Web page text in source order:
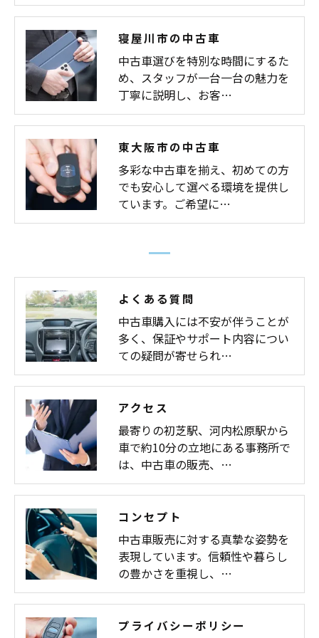
寝屋川市の中古車
中古車選びを特別な時間にするた
め、スタッフが一台一台の魅力を
丁寧に説明し、お客…
東大阪市の中古車
多彩な中古車を揃え、初めての方
でも安心して選べる環境を提供し
ています。ご希望に…
よくある質問
中古車購入には不安が伴うことが
多く、保証やサポート内容につい
ての疑問が寄せられ…
アクセス
最寄りの初芝駅、河内松原駅から
車で約10分の立地にある事務所で
は、中古車の販売、…
コンセプト
中古車販売に対する真摯な姿勢を
表現しています。信頼性や暮らし
の豊かさを重視し、…
プライバシーポリシー